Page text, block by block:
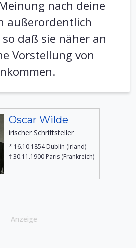
nach deine
außerordentlich
daß sie näher an
Vorstellung von
Oscar Wilde
irischer Schriftsteller
* 16.10.1854 Dublin (Irland)
† 30.11.1900 Paris (Frankreich)
Anzeige